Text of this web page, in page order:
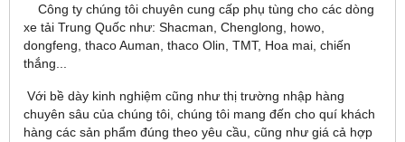
Công ty chúng tôi chuyên cung cấp phụ tùng cho các dòng
xe tải Trung Quốc như: Shacman, Chenglong, howo,
dongfeng, thaco Auman, thaco Olin, TMT, Hoa mai, chiến
thắng...
Với bề dày kinh nghiệm cũng như thị trường nhập hàng
chuyên sâu của chúng tôi, chúng tôi mang đến cho quí khách
hàng các sản phẩm đúng theo yêu cầu, cũng như giá cả hợp